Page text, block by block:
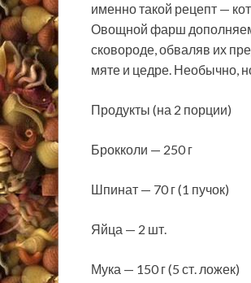
именно такой рецепт —
Овощной фарш
сковороде, обваляв их
мяте и цедре. Необычно,
Продукты (на 2 порции)
Брокколи — 250 г
Шпинат — 70 г (1 пучок)
Яйца — 2 шт.
Мука — 150 г (5 ст. ложек)